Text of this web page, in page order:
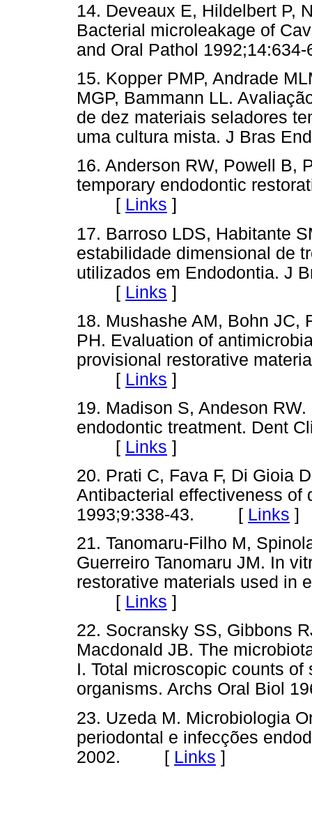
14. Deveaux E, Hildelbert P,
Bacterial microleakage of
and Oral Pathol
15. Kopper PMP, Andrade
MGP, Bammann LL.
de dez materiais seladores
uma cultura mista. J Bras
16. Anderson RW, Powell B,
temporary endodontic
[ Links ]
17. Barroso LDS, Habitante
estabilidade dimensional de
utilizados em Endodontia. J
[ Links ]
18. Mushashe AM, Bohn JC,
PH. Evaluation of
provisional restorative
[ Links ]
19. Madison S, Andeson
endodontic treatment. Dent
[ Links ]
20. Prati C, Fava F, Di Gioia
Antibacterial effectiveness of
1993;9:338-43. [ Links ]
21. Tanomaru-Filho M,
Guerreiro Tanomaru JM. In
restorative materials used in
[ Links ]
22. Socransky SS, Gibbons
Macdonald JB. The
I. Total microscopic counts
organisms. Archs Oral
23. Uzeda M. Microbiologia
periodontal e infecções
2002. [ Links ]